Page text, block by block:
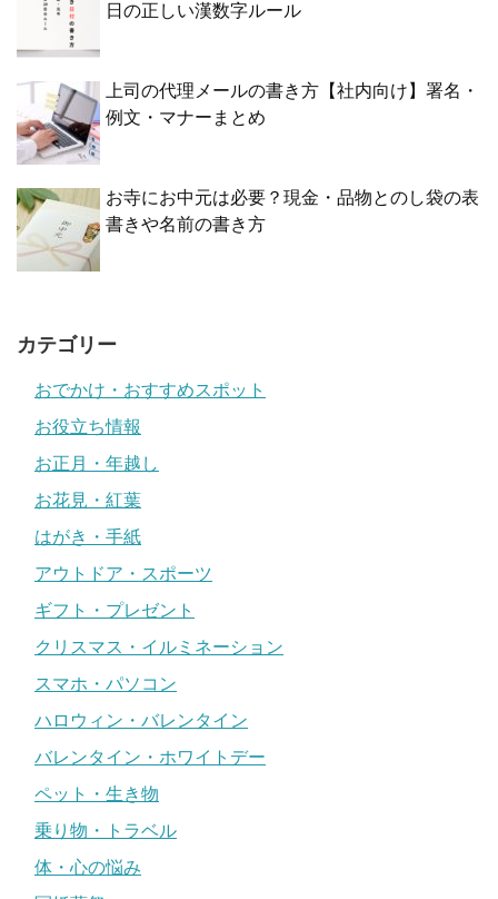
日の正しい漢数字ルール
上司の代理メールの書き方【社内向け】署名・
例文・マナーまとめ
お寺にお中元は必要？現金・品物とのし袋の表
書きや名前の書き方
カテゴリー
おでかけ・おすすめスポット
お役立ち情報
お正月・年越し
お花見・紅葉
はがき・手紙
アウトドア・スポーツ
ギフト・プレゼント
クリスマス・イルミネーション
スマホ・パソコン
ハロウィン・バレンタイン
バレンタイン・ホワイトデー
ペット・生き物
乗り物・トラベル
体・心の悩み